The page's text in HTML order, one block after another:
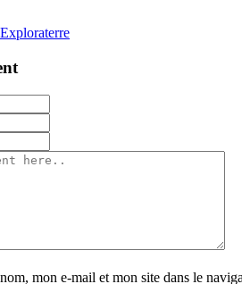
mon e-mail et mon site dans le